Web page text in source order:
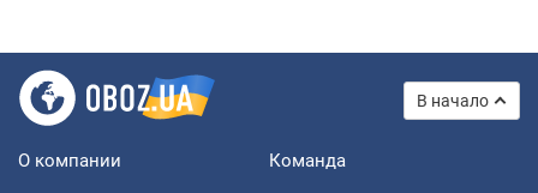
В начало
О компании Команда